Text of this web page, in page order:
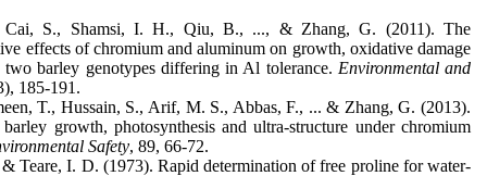
S., Shamsi, I. H., Qiu, B., ..., & Zhang, G. (2011). The
effects of chromium and aluminum on growth, oxidative damage
two barley genotypes differing in Al tolerance. Environmental and
185-191.
T., Hussain, S., Arif, M. S., Abbas, F., ... & Zhang, G. (2013).
growth, photosynthesis and ultra-structure under chromium
Safety, 89, 66-72.
Teare, I. D. (1973). Rapid determination of free proline for water-